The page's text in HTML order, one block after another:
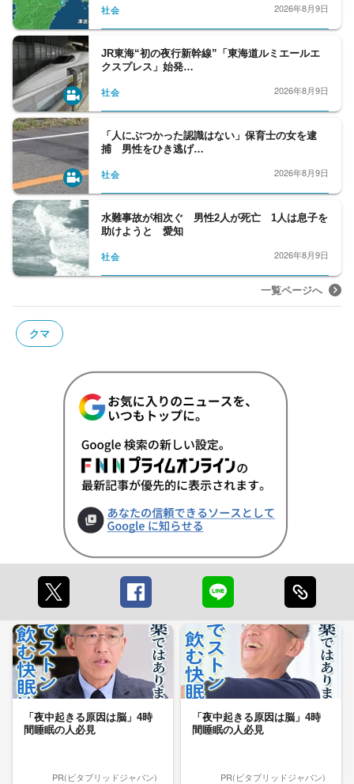
ねりをカバー。
生産・販売・消費の現場で、タイムリーな話
題を掘り下げて取材し、映像化に知恵を絞
り、わかりやすく伝えていくのが経済部の目
東京証券取引所のほか、金融機関、自動車を
など幅広い経済分野を取材している。
社会 2026年8月9日
JR東海“初の夜行新幹線”「東海道ルミエールエ
クスプレス」始発…
社会 2026年8月9日
「人にぶつかった認識はない」保育士の女を逮
捕 男性をひき逃げ…
社会 2026年8月9日
水難事故が相次ぐ 男性2人が死亡 1人は息子を
助けようと 愛知
社会 2026年8月9日
一覧ページへ
クマ
「夜中起きる原因は脳」4時
間睡眠の人必見
PR(ビタブリッドジャパン)
「夜中起きる原因は脳」4時
間睡眠の人必見
PR(ビタブリッドジャパン)